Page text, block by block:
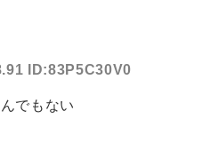
ID:83P5C30V0
でもない